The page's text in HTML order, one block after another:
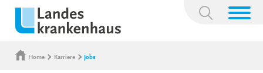
Suchbegriff:
Home Karriere Jobs